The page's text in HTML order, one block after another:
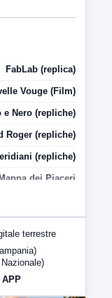
FabLab (replica)
Vouge (Film)
e Nero (repliche)
Roger (repliche)
(repliche)
dei Piaceri
LabNews (Diretta)
terrestre
APP